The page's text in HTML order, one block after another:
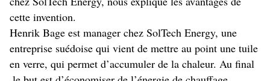
cette invention.
Henrik Bage est manager chez SolTech Energy, une
entreprise suédoise qui vient de mettre au point une tuile
en verre, qui permet d’accumuler de la chaleur. Au final